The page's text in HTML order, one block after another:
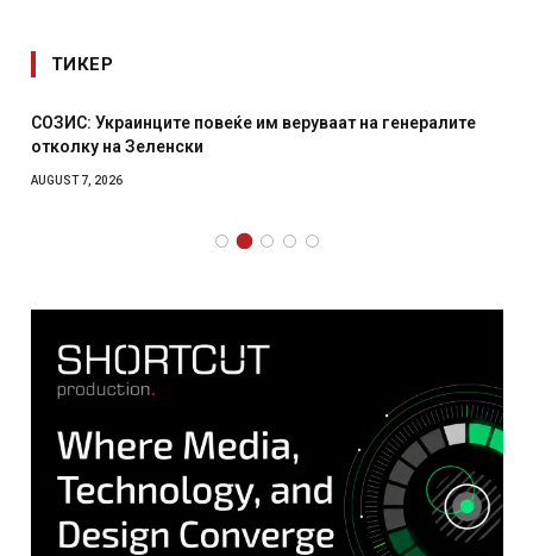
ТИКЕР
СОЗИС: Украинците повеќе им веруваат на генералите
отколку на Зеленски
AUGUST 7, 2026